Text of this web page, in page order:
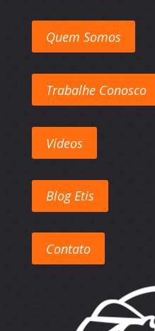
Quem Somos
Trabalhe Conosco
Vídeos
Blog Etis
Contato